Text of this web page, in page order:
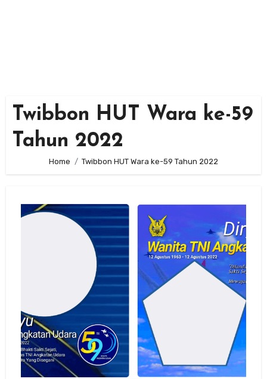
Twibbon HUT Wara ke-59
Tahun 2022
Home Twibbon HUT Wara ke-59 Tahun 2022